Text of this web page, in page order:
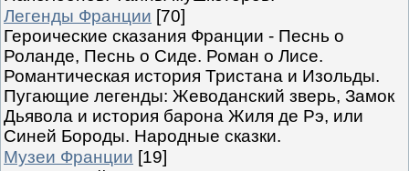
Легенды Франции [70]
Героические сказания Франции - Песнь о
Роланде, Песнь о Сиде. Роман о Лисе.
Романтическая история Тристана и Изольды.
Пугающие легенды: Жеводанский зверь, Замок
Дьявола и история барона Жиля де Рэ, или
Синей Бороды. Народные сказки.
Музеи Франции [19]